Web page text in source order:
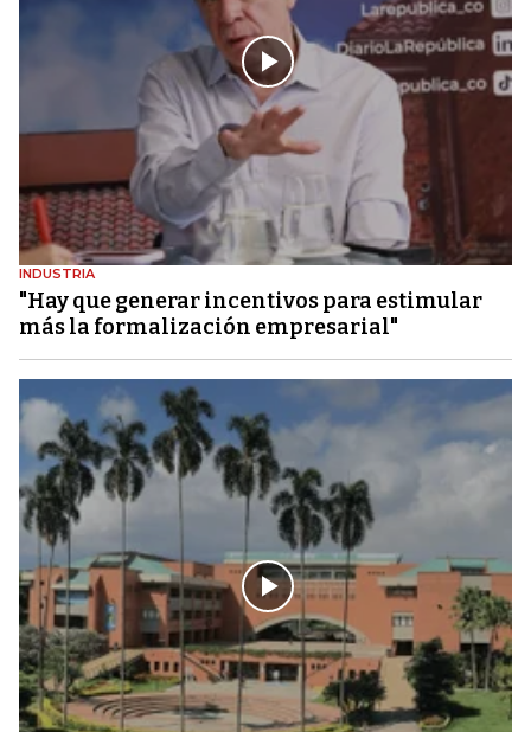
INDUSTRIA
"Hay que generar incentivos para estimular
más la formalización empresarial"